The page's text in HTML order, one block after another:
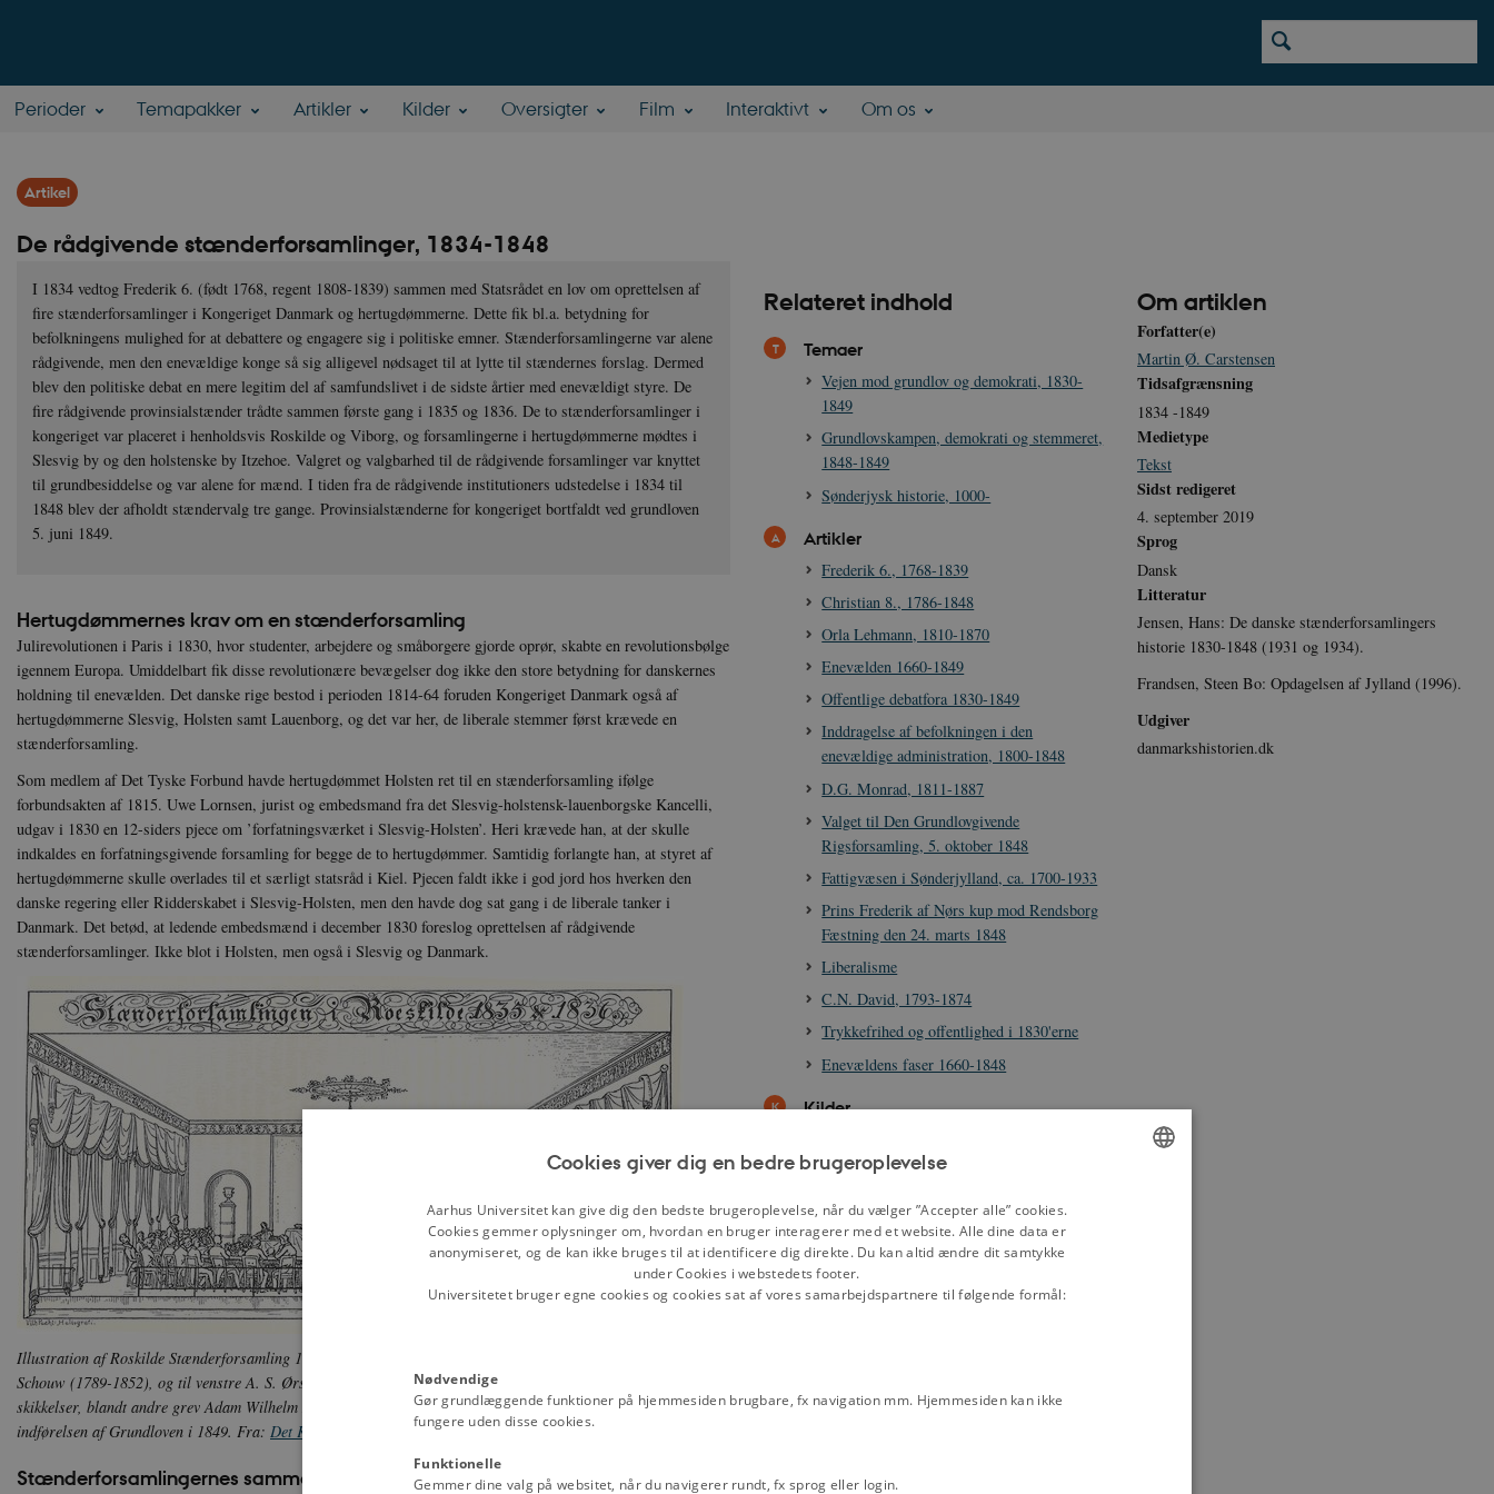
Perioder Temapakker Artikler Kilder Oversigter Film Interaktivt Om os
Artikel
De rådgivende stænderforsamlinger, 1834-1848
I 1834 vedtog Frederik 6. (født 1768, regent 1808-1839) sammen med Statsrådet en lov om oprettelsen af
fire stænderforsamlinger i Kongeriget Danmark og hertugdømmerne. Dette fik bl.a. betydning for
befolkningens mulighed for at debattere og engagere sig i politiske emner. Stænderforsamlingerne var alene
rådgivende, men den enevældige konge så sig alligevel nødsaget til at lytte til stændernes forslag. Dermed
blev den politiske debat en mere legitim del af samfundslivet i de sidste årtier med enevældigt styre. De
fire rådgivende provinsialstænder trådte sammen første gang i 1835 og 1836. De to stænderforsamlinger i
kongeriget var placeret i henholdsvis Roskilde og Viborg, og forsamlingerne i hertugdømmerne mødtes i
Slesvig by og den holstenske by Itzehoe. Valgret og valgbarhed til de rådgivende forsamlinger var knyttet
til grundbesiddelse og var alene for mænd. I tiden fra de rådgivende institutioners udstedelse i 1834 til
1848 blev der afholdt stændervalg tre gange. Provinsialstænderne for kongeriget bortfaldt ved grundloven
5. juni 1849.
Hertugdømmernes krav om en stænderforsamling
Julirevolutionen i Paris i 1830, hvor studenter, arbejdere og småborgere gjorde oprør, skabte en revolutionsbølge
igennem Europa. Umiddelbart fik disse revolutionære bevægelser dog ikke den store betydning for danskernes
holdning til enevælden. Det danske rige bestod i perioden 1814-64 foruden Kongeriget Danmark også af
hertugdømmerne Slesvig, Holsten samt Lauenborg, og det var her, de liberale stemmer først krævede en
stænderforsamling.
Som medlem af Det Tyske Forbund havde hertugdømmet Holsten ret til en stænderforsamling ifølge
forbundsakten af 1815. Uwe Lornsen, jurist og embedsmand fra det Slesvig-holstensk-lauenborgske Kancelli,
udgav i 1830 en 12-siders pjece om ’forfatningsværket i Slesvig-Holsten’. Heri krævede han, at der skulle
indkaldes en forfatningsgivende forsamling for begge de to hertugdømmer. Samtidig forlangte han, at styret af
hertugdømmerne skulle overlades til et særligt statsråd i Kiel. Pjecen faldt ikke i god jord hos hverken den
danske regering eller Ridderskabet i Slesvig-Holsten, men den havde dog sat gang i de liberale tanker i
Danmark. Det betød, at ledende embedsmænd i december 1830 foreslog oprettelsen af rådgivende
stænderforsamlinger. Ikke blot i Holsten, men også i Slesvig og Danmark.
Illustration af Roskilde Stænderforsamling 1835-1836. Foran stænderforsamlingen til højre sad professor
Schouw (1789-1852), og til venstre A. S. Ørsted (1778-1860). Blandt tilhørerne sad flere af datidens kendte
skikkelser, blandt andre grev Adam Wilhelm Moltke (1785-1864), der blev Danmarks første statsminister efter
indførelsen af Grundloven i 1849. Fra: Det Kgl. Bibliotek
Stænderforsamlingernes sammensætning
Relateret indhold
Temaer
Vejen mod grundlov og demokrati, 1830-
1849
Grundlovskampen, demokrati og stemmeret,
1848-1849
Sønderjysk historie, 1000-
Artikler
Frederik 6., 1768-1839
Christian 8., 1786-1848
Orla Lehmann, 1810-1870
Enevælden 1660-1849
Offentlige debatfora 1830-1849
Inddragelse af befolkningen i den
enevældige administration, 1800-1848
D.G. Monrad, 1811-1887
Valget til Den Grundlovgivende
Rigsforsamling, 5. oktober 1848
Fattigvæsen i Sønderjylland, ca. 1700-1933
Prins Frederik af Nørs kup mod Rendsborg
Fæstning den 24. marts 1848
Liberalisme
C.N. David, 1793-1874
Trykkefrihed og offentlighed i 1830'erne
Enevældens faser 1660-1848
Kilder
Stændertidende, 11. november 1842
marts 1848
Andragende om afskaffelse af fæstevæsen
og hoveri, 1838
Kongelig erklæring angående rigets
Bernhard Rée: Tale i Den Grundlovgivende
Rigsforsamling, 19. marts 1849
Om artiklen
Forfatter(e)
Martin Ø. Carstensen
Tidsafgrænsning
1834 -1849
Medietype
Tekst
Sidst redigeret
4. september 2019
Sprog
Dansk
Litteratur
Jensen, Hans: De danske stænderforsamlingers
historie 1830-1848 (1931 og 1934).
Frandsen, Steen Bo: Opdagelsen af Jylland (1996).
Udgiver
danmarkshistorien.dk
Cookies giver dig en bedre brugeroplevelse
Aarhus Universitet kan give dig den bedste brugeroplevelse, når du vælger ”Accepter alle” cookies.
Cookies gemmer oplysninger om, hvordan en bruger interagerer med et website. Alle dine data er
anonymiseret, og de kan ikke bruges til at identificere dig direkte. Du kan altid ændre dit samtykke
under Cookies i webstedets footer.
Universitetet bruger egne cookies og cookies sat af vores samarbejdspartnere til følgende formål:
Nødvendige
Gør grundlæggende funktioner på hjemmesiden brugbare, fx navigation mm. Hjemmesiden kan ikke
fungere uden disse cookies.
Funktionelle
Gemmer dine valg på websitet, når du navigerer rundt, fx sprog eller login.